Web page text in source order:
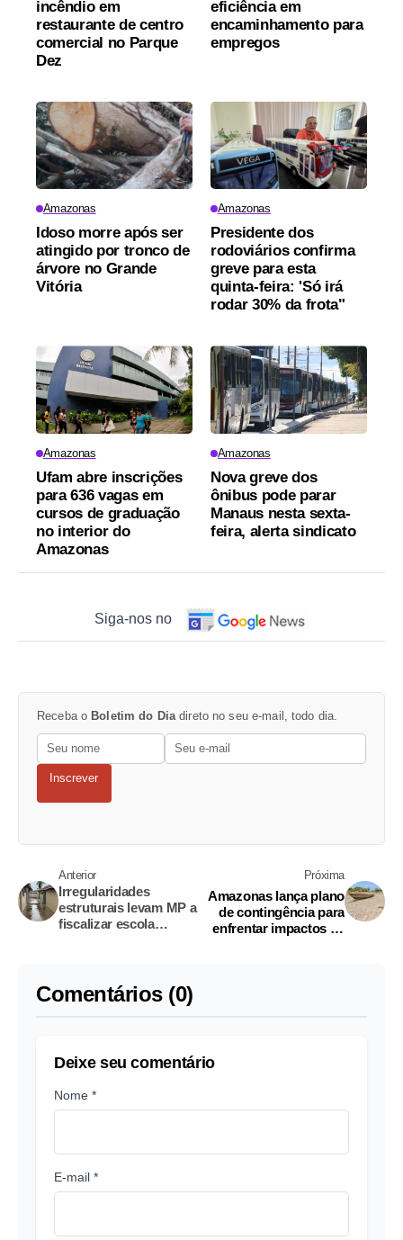
incêndio em
restaurante de centro
comercial no Parque
Dez
eficiência em
encaminhamento para
empregos
Amazonas
Idoso morre após ser
atingido por tronco de
árvore no Grande
Vitória
Amazonas
Presidente dos
rodoviários confirma
greve para esta
quinta-feira: 'Só irá
rodar 30% da frota"
Amazonas
Ufam abre inscrições
para 636 vagas em
cursos de graduação
no interior do
Amazonas
Amazonas
Nova greve dos
ônibus pode parar
Manaus nesta sexta-
feira, alerta sindicato
Siga-nos no
Receba o Boletim do Diadireto no seu e-mail, todo dia.
Inscrever
Anterior
Irregularidades
estruturais levam MP a
fiscalizar escola
Próxima
Amazonas lança plano
de contingência para
enfrentar impactos da
Comentários (0)
Deixe seu comentário
Nome *
E-mail *